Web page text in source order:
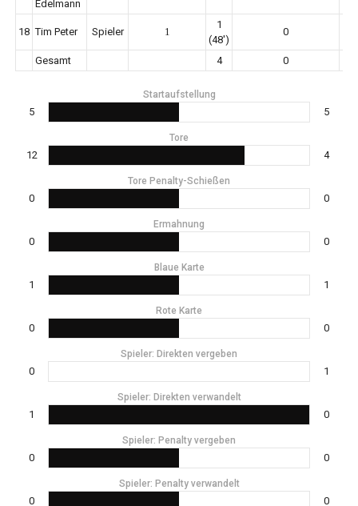
Edelmann
18 Tim Peter Spieler 1
1
(48')
0
Gesamt 4 0
Startaufstellung
5 5
Tore
12 4
Tore Penalty-Schießen
0 0
Ermahnung
0 0
Blaue Karte
1 1
Rote Karte
0 0
Spieler: Direkten vergeben
0 1
Spieler: Direkten verwandelt
1 0
Spieler: Penalty vergeben
0 0
Spieler: Penalty verwandelt
0 0